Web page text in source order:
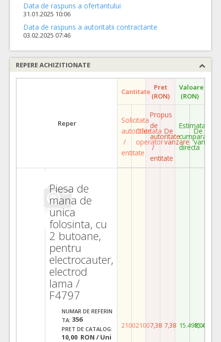
Data de raspuns a ofertantului
31.01.2025 10:06
Data de raspuns a autoritatii contractante
03.02.2025 07:46
REPERE ACHIZITIONATE
Reper
Cantitate Pret
(RON)
Valoare
(RON)
Solicitata
autoritate
/
entitate
Ofertata
operator
Propus
de
autoritate
/
entitate
De
vanzare
Estimata
cumparare
directa
De
vanzare
Piesa de
mana de
unica
folosinta, cu
2 butoane,
pentru
electrocauter,
electrod
lama /
F4797
NUMAR DE REFERIN
TA: 356
PRET DE CATALOG:
10,00 RON / Uni
210021007,38 7,38 15.498,00